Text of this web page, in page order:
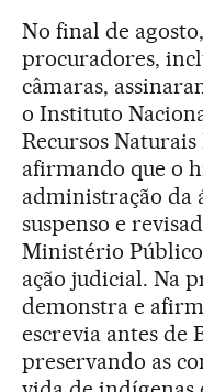
No final de
procuradores,
câmaras,
o Instituto
Recursos
afirmando que o
administração da
suspenso e
Ministério
ação judicial. Na
demonstra e
escrevia antes de
preservando as